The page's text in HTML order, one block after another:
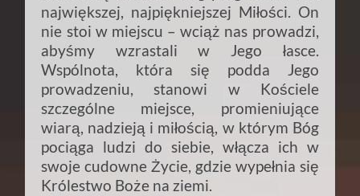
największej, najpiękniejszej Miłości. On
nie stoi w miejscu – wciąż nas prowadzi,
abyśmy wzrastali w Jego łasce.
Wspólnota, która się podda Jego
prowadzeniu, stanowi w Kościele
szczególne miejsce, promieniujące
wiarą, nadzieją i miłością, w którym Bóg
pociąga ludzi do siebie, włącza ich w
swoje cudowne Życie, gdzie wypełnia się
Królestwo Boże na ziemi.